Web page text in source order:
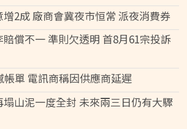
2成 廠商會冀夜市恒常 派夜消費券
償不一 準則欠透明 首8月61宗投訴
帳單 電訊商稱因供應商延遲
山泥一度全封 未來兩三日仍有大驟